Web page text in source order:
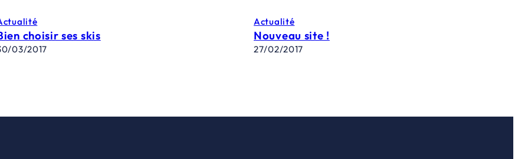
choisir ses skis
03/2017
Actualité
Nouveau site !
27/02/2017